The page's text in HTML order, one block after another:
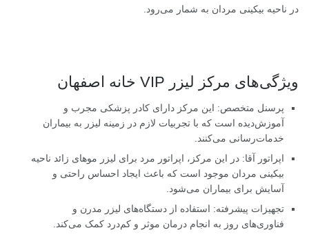
در ناحیه بیکینی مردان به شمار می‌رود.
ویژگی‌های مرکز لیزر VIP خانه اصفهان
پرسنل متخصص: این مرکز دارای کادر پزشکی مجرب و
آموزش‌دیده است که با تجربیات لازم در زمینه لیزر به بیماران
خدمات‌رسانی می‌کنند.
اپراتور آقا: در این مرکز، اپراتور مرد برای لیزر موهای زائد ناحیه
بیکینی مردان موجود است که باعث ایجاد احساس راحتی و
آسایش برای بیماران می‌شود.
تجهیزات پیشرفته: استفاده از دستگاه‌های لیزر مدرن و
فناوری‌های روز به انجام درمان موثر و کم‌درد کمک می‌کند.